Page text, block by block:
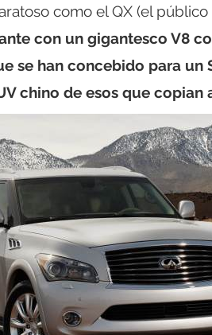
como el QX (el
con un gigantesco V8
se han concebido para un
chino de esos que